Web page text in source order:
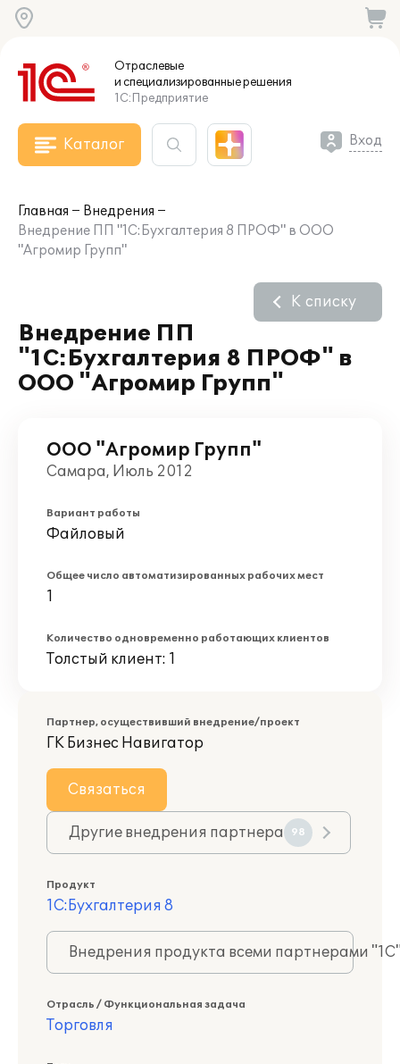
Отраслевые
и специализированныерешения
1С:Предприятие
Каталог Вход
Главная
Внедрения
Внедрение ПП "1С:Бухгалтерия 8 ПРОФ" в ООО
"Агромир Групп"
Внедрение ПП
"1С:Бухгалтерия 8 ПРОФ" в
ООО "Агромир Групп"
К списку
ООО "Агромир Групп"
Самара, Июль 2012
Вариант работы
Файловый
Общее число автоматизированных рабочих мест
1
Количество одновременно работающих клиентов
Толстый клиент: 1
Партнер, осуществивший внедрение/проект
ГК Бизнес Навигатор
Связаться
Другие внедрения партнера 98
Продукт
1С:Бухгалтерия 8
Внедрения продукта всеми партнерами
Отрасль / Функциональная задача
Торговля